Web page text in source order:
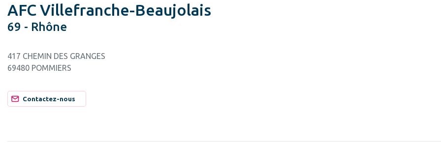
AFC Villefranche-Beaujolais
69 - Rhône
417 CHEMIN DES GRANGES
69480 POMMIERS
Contactez-nous